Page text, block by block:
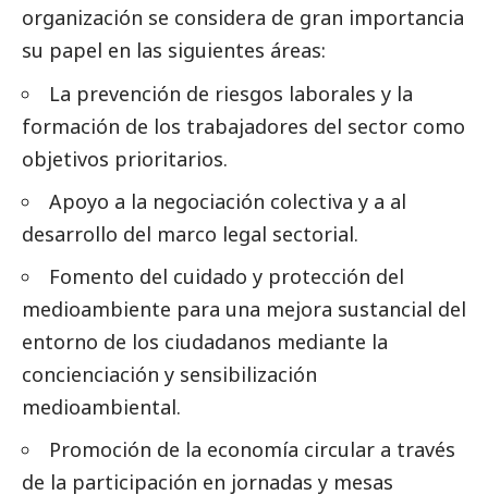
organización se considera de gran importancia
su papel en las siguientes áreas:
La prevención de riesgos laborales y la
formación de los trabajadores del sector como
objetivos prioritarios.
Apoyo a la negociación colectiva y a al
desarrollo del marco legal sectorial.
Fomento del cuidado y protección del
medioambiente para una mejora sustancial del
entorno de los ciudadanos mediante la
concienciación y sensibilización
medioambiental.
Promoción de la economía circular a través
de la participación en jornadas y mesas